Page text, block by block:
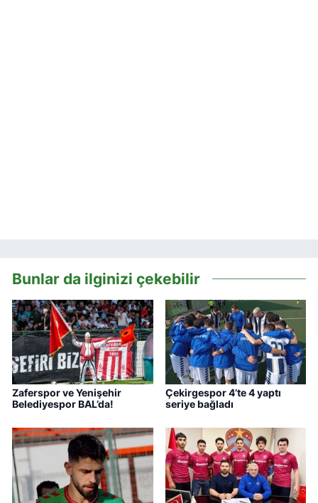
Bunlar da ilginizi çekebilir
Zaferspor ve Yenişehir
Belediyespor BAL’da!
Çekirgespor 4’te 4 yaptı
seriye bağladı